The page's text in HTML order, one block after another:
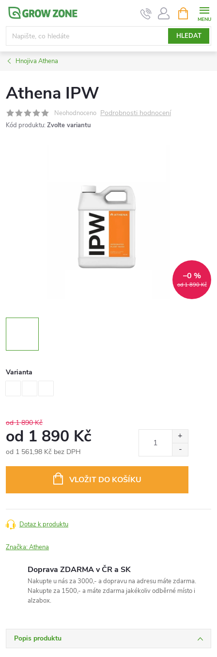
Přejít
obsah
HLEDAT
NÁKUPNÍ
KOŠÍK
Hnojiva Athena
Athena IPW
Neohodnoceno Podrobnosti hodnocení
Kód produktu: Zvolte variantu
od 1 890 Kč
–0 %
Varianta
od 1 890 Kč
od 1 890 Kč
od 1 561,98 Kč bez DPH
VLOŽIT DO KOŠÍKU
Dotaz k produktu
Značka:Athena
Doprava ZDARMA v ČR a SK
Nakupte u nás za 3000,- a dopravu na adresu máte zdarma.
Nakupte za 1500,- a máte zdarma jakékoliv odběrné místo i
alzabox.
Popis produktu